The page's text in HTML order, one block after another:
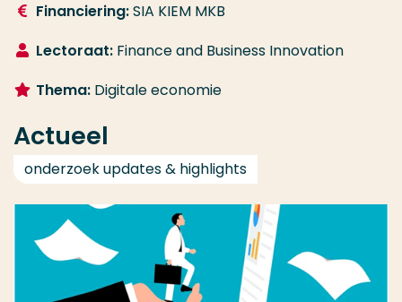
Financiering:SIA KIEM MKB
Lectoraat: Financeand Business Innovation
Thema: Digitaleeconomie
Actueel
onderzoek updates & highlights